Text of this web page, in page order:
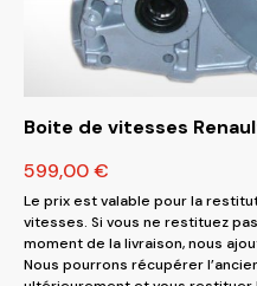
Boite de vitesses
599,00€
Le prix est valable pour la
vitesses. Si vous ne restituez
moment de la livraison, nous
Nous pourrons récupérer